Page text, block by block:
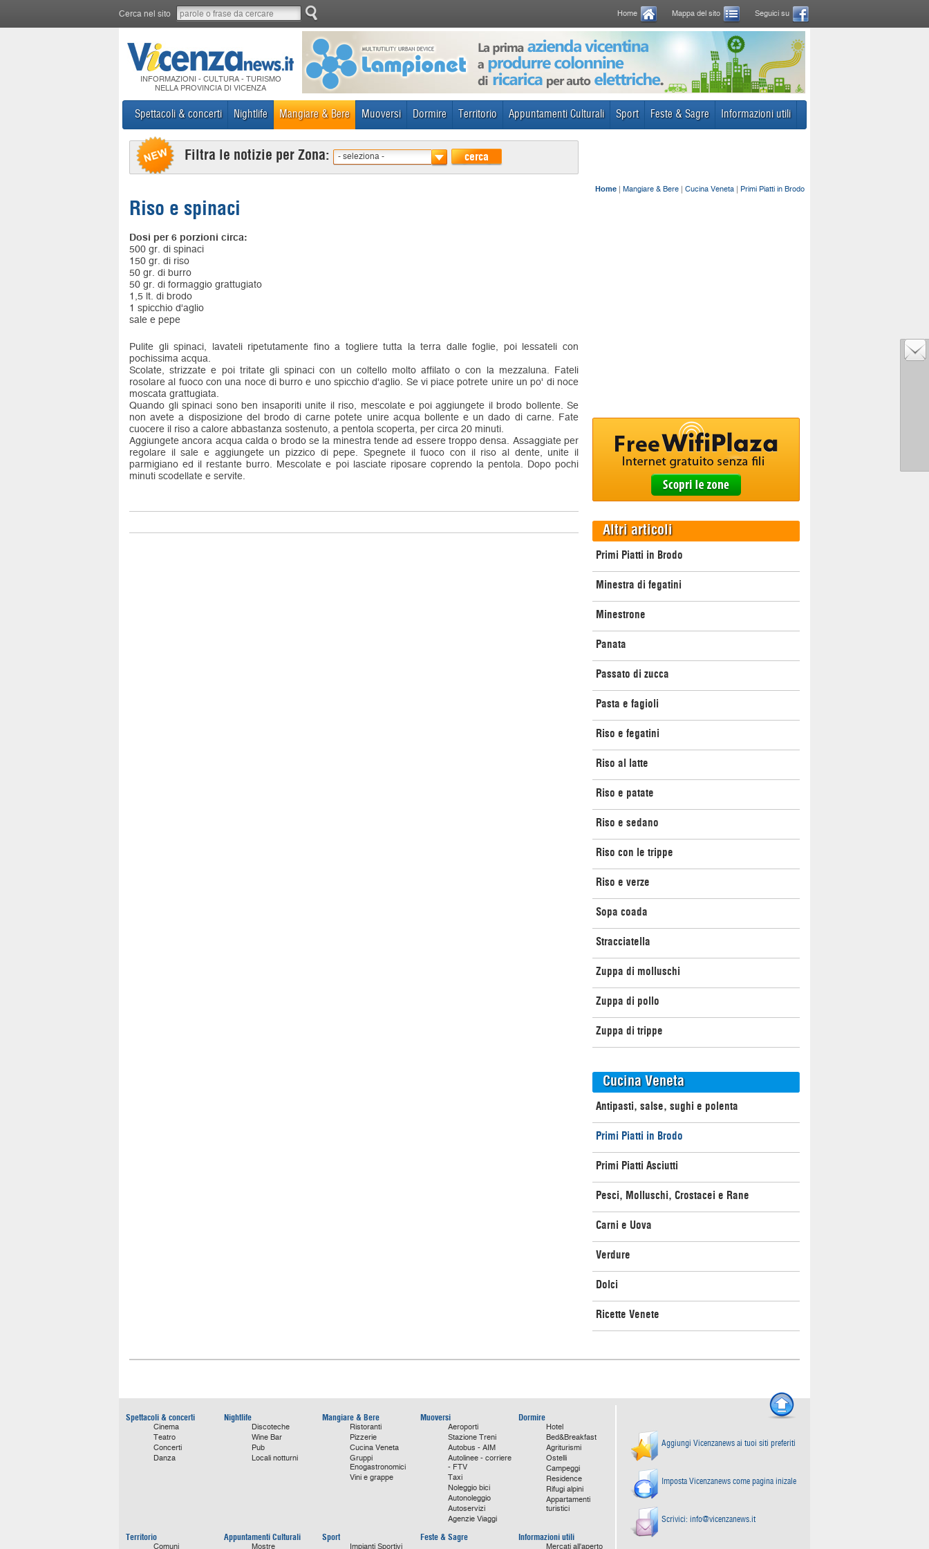
Cerca nel sito Home Mappa del sito Seguici su
INFORMAZIONI - CULTURA - TURISMO
NELLA PROVINCIA DI VICENZA
Spettacoli & concerti Nightlife Mangiare & Bere Muoversi Dormire Territorio Appuntamenti Culturali Sport Feste & Sagre Informazioni utili
Filtra le notizie per Zona: - seleziona - cerca
Home | Mangiare & Bere | Cucina Veneta | Primi Piatti in Brodo
Riso e spinaci
Dosi per 6 porzioni circa:
500 gr. di spinaci
150 gr. di riso
50 gr. di burro
50 gr. di formaggio grattugiato
1,5 lt. di brodo
1 spicchio d'aglio
sale e pepe
Pulite gli spinaci, lavateli ripetutamente fino a togliere tutta la terra dalle foglie, poi lessateli con
pochissima acqua.
Scolate, strizzate e poi tritate gli spinaci con un coltello molto affilato o con la mezzaluna. Fateli
rosolare al fuoco con una noce di burro e uno spicchio d'aglio. Se vi piace potrete unire un po' di noce
moscata grattugiata.
Quando gli spinaci sono ben insaporiti unite il riso, mescolate e poi aggiungete il brodo bollente. Se
non avete a disposizione del brodo di carne potete unire acqua bollente e un dado di carne. Fate
cuocere il riso a calore abbastanza sostenuto, a pentola scoperta, per circa 20 minuti.
Aggiungete ancora acqua calda o brodo se la minestra tende ad essere troppo densa. Assaggiate per
regolare il sale e aggiungete un pizzico di pepe. Spegnete il fuoco con il riso al dente, unite il
parmigiano ed il restante burro. Mescolate e poi lasciate riposare coprendo la pentola. Dopo pochi
minuti scodellate e servite.
Altri articoli
Primi Piatti in Brodo
Minestra di fegatini
Minestrone
Panata
Passato di zucca
Pasta e fagioli
Riso e fegatini
Riso al latte
Riso e patate
Riso e sedano
Riso con le trippe
Riso e verze
Sopa coada
Stracciatella
Zuppa di molluschi
Zuppa di pollo
Zuppa di trippe
Cucina Veneta
Antipasti, salse, sughi e polenta
Primi Piatti in Brodo
Primi Piatti Asciutti
Pesci, Molluschi, Crostacei e Rane
Carni e Uova
Verdure
Dolci
Ricette Venete
Spettacoli & concerti
Cinema
Teatro
Concerti
Danza
Nightlife
Discoteche
Wine Bar
Pub
Locali notturni
Mangiare & Bere
Ristoranti
Pizzerie
Cucina Veneta
Gruppi
Enogastronomici
Vini e grappe
Muoversi
Aeroporti
Stazione Treni
Autobus - AIM
Autolinee - corriere
- FTV
Taxi
Noleggio bici
Autonoleggio
Autoservizi
Agenzie Viaggi
Dormire
Hotel
Bed&Breakfast
Agriturismi
Ostelli
Campeggi
Residence
Rifugi alpini
Appartamenti
turistici
Territorio
Comuni
Appuntamenti Culturali
Mostre
Sport
Impianti Sportivi
Feste & Sagre Informazioni utili
Mercati all'aperto
Aggiungi Vicenzanews ai tuoi siti preferiti
Imposta Vicenzanews come pagina inizale
Scrivici: info@vicenzanews.it